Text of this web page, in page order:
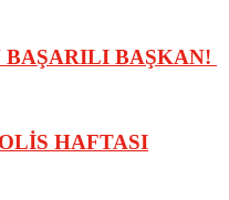
BAŞARILI BAŞKAN!
HAFTASI